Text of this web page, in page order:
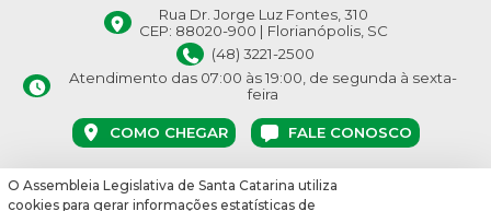
Rua Dr. Jorge Luz Fontes, 310
CEP: 88020-900 | Florianópolis, SC
(48) 3221-2500
Atendimento das 07:00 às 19:00, de segunda à sexta-
feira
COMO CHEGAR FALE CONOSCO
© Assembleia Legislativa do Estado de Santa Catarina 2026.
O Assembleia Legislativa de Santa Catarina utiliza
cookies para gerar informações estatísticas de